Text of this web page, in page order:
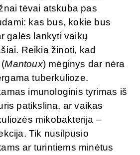
tėvai atskuba pas
kas bus, kokie bus
galės lankyti vaikų
Reikia žinoti, kad
Mantoux) mėginys dar nėra
tuberkulioze.
imunologinis tyrimas iš
patikslina, ar vaikas
mikobakterija –
Tik nusilpusio
ar turintiems minėtus